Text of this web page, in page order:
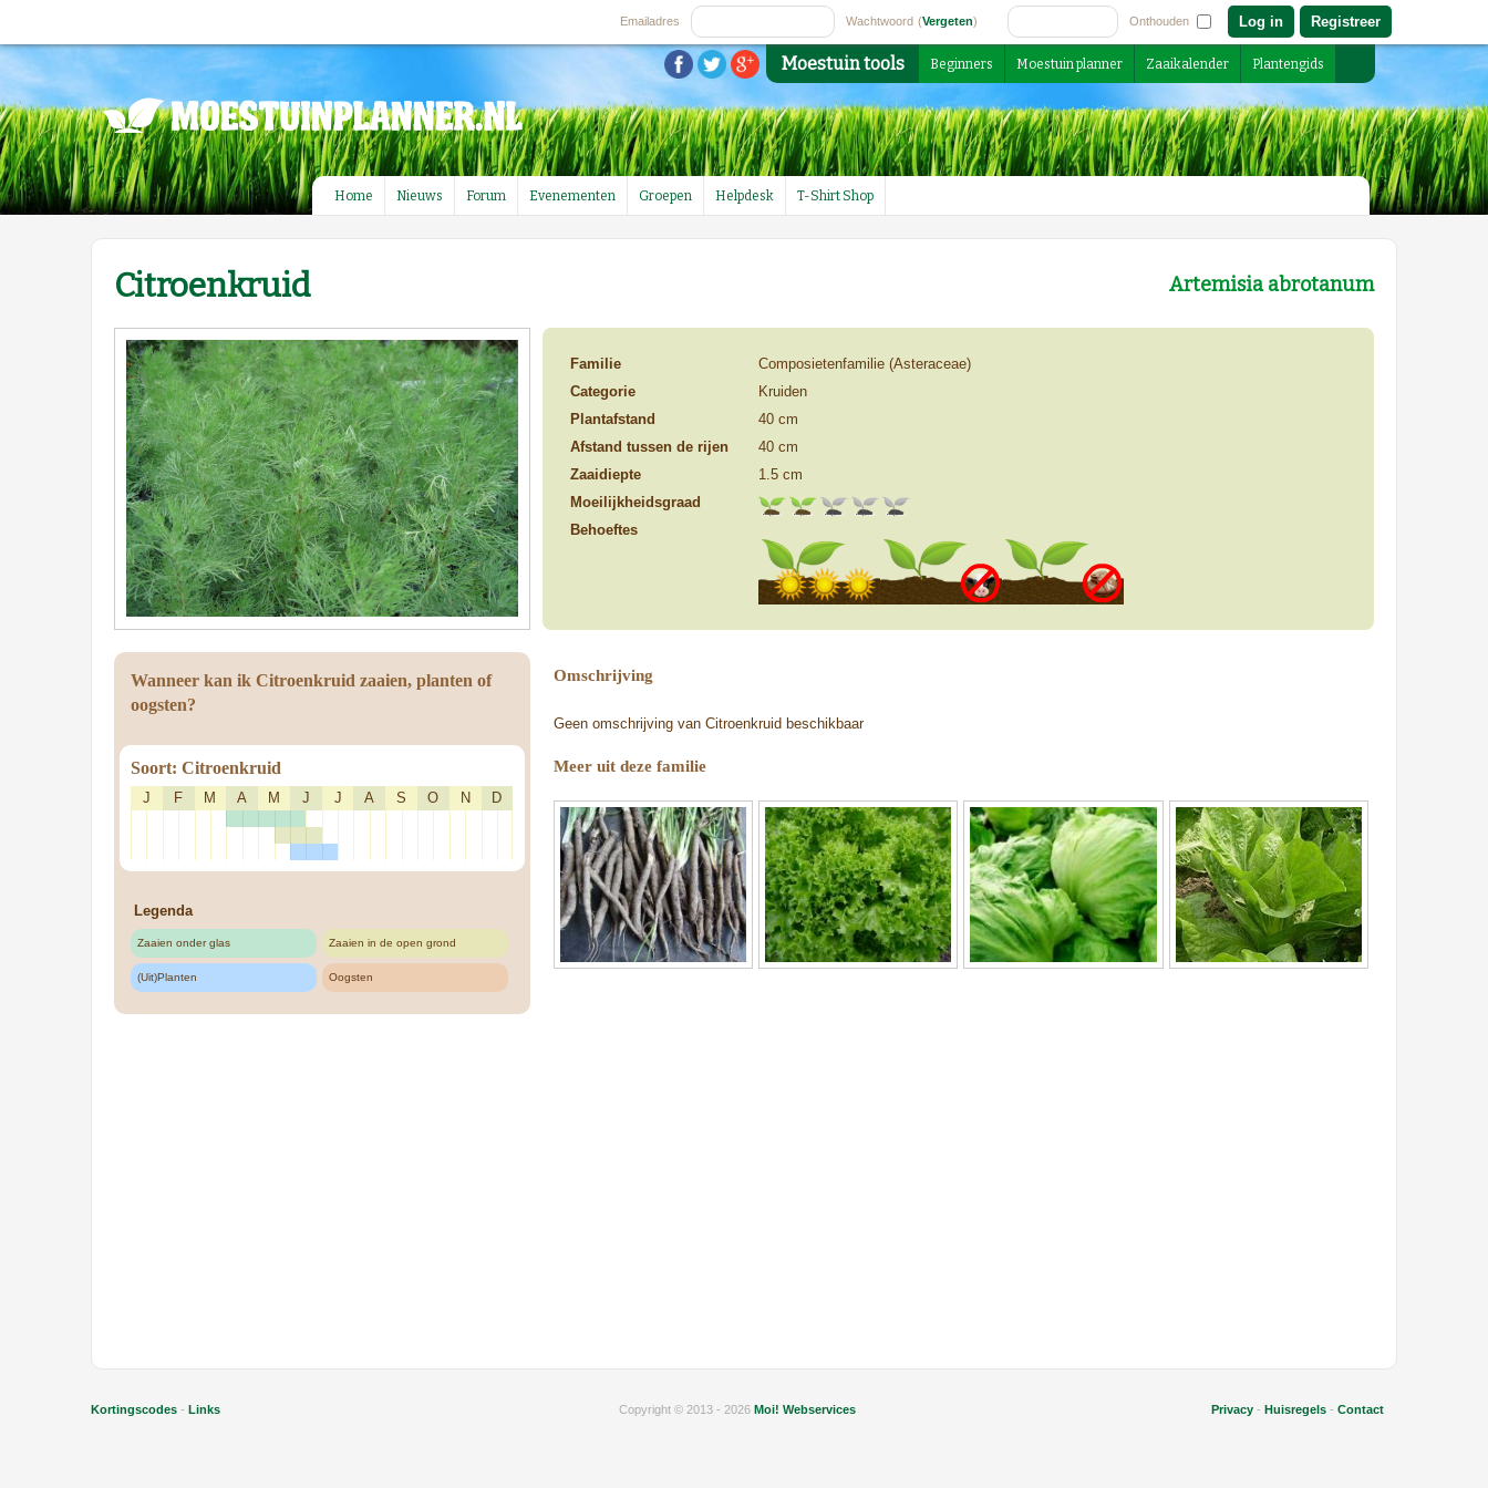
(Vergeten)
Emailadres Wachtwoord Onthouden Registreer
Moestuin tools Beginners Moestuin planner Zaaikalender Plantengids
Home Nieuws Forum Evenementen Groepen Helpdesk T-Shirt Shop
Citroenkruid Artemisia abrotanum
Familie
Composietenfamilie (Asteraceae)
Categorie
Kruiden
Plantafstand
40 cm
Afstand tussen de rijen
40 cm
Zaaidiepte
1.5 cm
Moeilijkheidsgraad
Behoeftes
Wanneer kan ik Citroenkruid zaaien, planten of
oogsten?
Soort: Citroenkruid
J F M A M J J A S O N D
Legenda
Zaaien onder glas Zaaien in de open grond
(Uit)Planten Oogsten
Omschrijving
Geen omschrijving van Citroenkruid beschikbaar
Meer uit deze familie
Kortingscodes - Links Copyright © 2013 - 2026Moi! Webservices Privacy -Huisregels -Contact